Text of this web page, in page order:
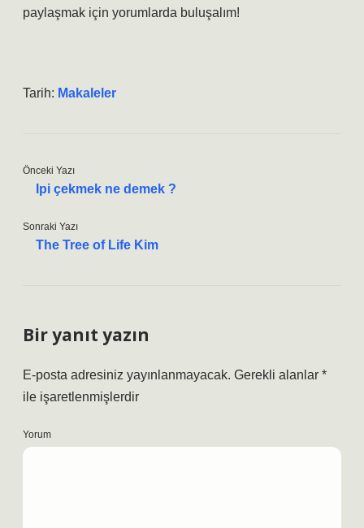
paylaşmak için yorumlarda buluşalım!
Tarih: Makaleler
Önceki Yazı
Ipi çekmek ne demek ?
Sonraki Yazı
The Tree of Life Kim
Bir yanıt yazın
E-posta adresiniz yayınlanmayacak. Gerekli alanlar *
ile işaretlenmişlerdir
Yorum